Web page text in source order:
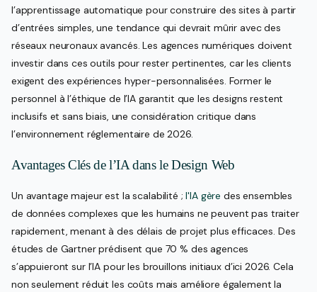
l’apprentissage automatique pour construire des sites à partir
d’entrées simples, une tendance qui devrait mûrir avec des
réseaux neuronaux avancés. Les agences numériques doivent
investir dans ces outils pour rester pertinentes, car les clients
exigent des expériences hyper-personnalisées. Former le
personnel à l’éthique de l’IA garantit que les designs restent
inclusifs et sans biais, une considération critique dans
l’environnement réglementaire de 2026.
Avantages Clés de l’IA dans le Design Web
Un avantage majeur est la scalabilité ;l'IA gère des ensembles
de données complexes que les humains ne peuvent pas traiter
rapidement, menant à des délais de projet plus efficaces. Des
études de Gartner prédisent que 70 % des agences
s’appuieront sur l’IA pour les brouillons initiaux d’ici 2026. Cela
non seulement réduit les coûts mais améliore également la